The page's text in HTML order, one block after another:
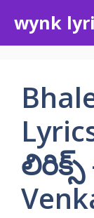
content
wynk
లిరిక్స్